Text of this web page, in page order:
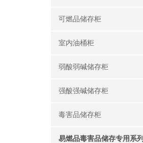
可燃品储存柜
室内油桶柜
弱酸弱碱储存柜
强酸强碱储存柜
毒害品储存柜
易燃品毒害品储存专用系列